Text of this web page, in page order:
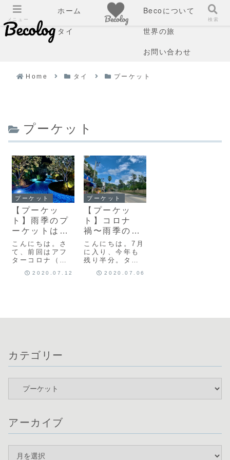
ホーム
Becoについて
タイ
世界の旅
お問い合わせ
Home タイ プーケット
プーケット
プーケット
【プーケッ
ト】雨季のプ
ーケットはリ
ゾートステイ
でのんびり＠
Metadee
Resort
こんにちは。さ
て、前回はアフ
ターコロナ（ウ
のプーケットの
でのんびり過ご
たのカタビーチ
エリ...
2020.07.12
プーケット
【プーケッ
ト】コロナ
禍〜雨季のプ
ーケットが悲
しすぎる
こんにちは。7月
に入り、今年も
残り半分。タイ
常事態宣言は延
きるようになっ
2020.07.06
カテゴリー
アーカイブ
メニュー 検索